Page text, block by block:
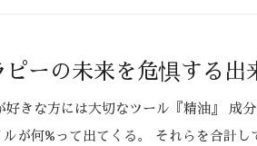
ピーの未来を危惧する出
好きな方には大切なツール『精油』 成
が何%って出てくる。 それらを合計